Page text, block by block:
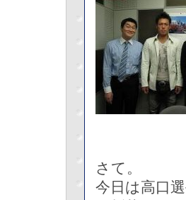
さて。
今日は高口